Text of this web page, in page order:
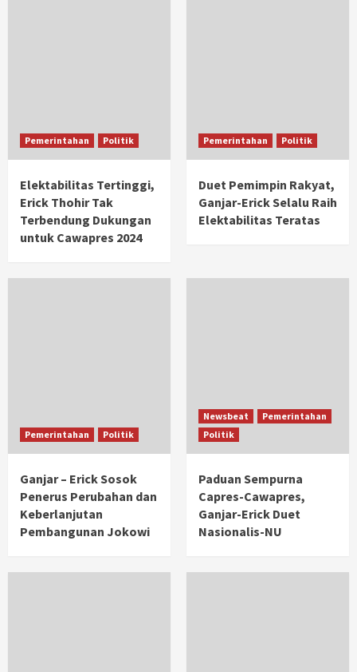
Pemerintahan Politik
Elektabilitas Tertinggi,
Erick Thohir Tak
Terbendung Dukungan
untuk Cawapres 2024
Pemerintahan Politik
Duet Pemimpin Rakyat,
Ganjar-Erick Selalu Raih
Elektabilitas Teratas
Pemerintahan Politik
Ganjar – Erick Sosok
Penerus Perubahan dan
Keberlanjutan
Pembangunan Jokowi
Newsbeat
Pemerintahan
Politik
Paduan Sempurna
Capres-Cawapres,
Ganjar-Erick Duet
Nasionalis-NU